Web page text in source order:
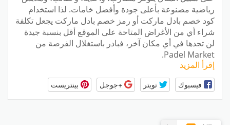
رياضية مصنوعة بأعلى جودة وأفضل خامات. لذا استخدام
كود خصم بادل ماركت أو رمز خصم بادل ماركت يجعل تكلفة
شراء أي من الأغراض المتاحة على الموقع أقل بنسبة جيدة
لن تجدها في أي مكان آخر، فبادر باستغلال الفرصة من
Padel Market.
إقرأ المزيد
فيسبوك تويتر +جوجل بينتريست